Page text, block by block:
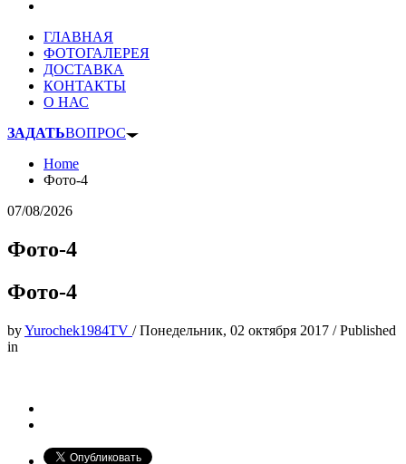
ГЛАВНАЯ
ФОТОГАЛЕРЕЯ
ДОСТАВКА
КОНТАКТЫ
О НАС
ЗАДАТЬВОПРОС
Home
Фото-4
07/08/2026
Фото-4
Фото-4
byYurochek1984TV /Понедельник, 02 октября 2017 /Published
in